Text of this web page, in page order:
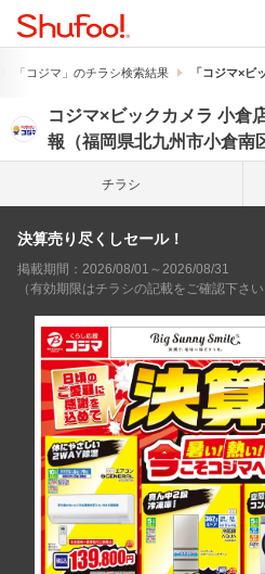
「コジマ」のチラシ検索結果 「コジマ×ビ
コジマ×ビックカメラ 小倉
報（福岡県北九州市小倉南
チラシ
決算売り尽くしセール！
掲載期間：2026/08/01～2026/08/31
（有効期限はチラシの記載をご確認下さい